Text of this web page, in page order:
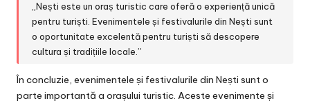
„Nești este un oraș turistic care oferă o experiență unică
pentru turiști. Evenimentele și festivalurile din Nești sunt
o oportunitate excelentă pentru turiști să descopere
cultura și tradițiile locale.”
În concluzie, evenimentele și festivalurile din Nești sunt o
parte importantă a orașului turistic. Aceste evenimente și